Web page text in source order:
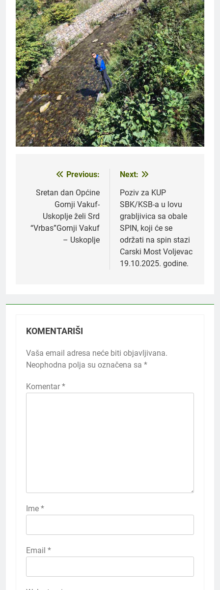
Navigacija
članaka
Previous:
Sretan dan Općine
Gornji Vakuf-
Uskoplje želi Srd
“Vrbas”Gornji Vakuf
– Uskoplje
Next:
Poziv za KUP
SBK/KSB-a u lovu
grabljivica sa obale
SPIN, koji će se
održati na spin stazi
Carski Most Voljevac
19.10.2025. godine.
KOMENTARIŠI
Vaša email adresa neće biti objavljivana.
Neophodna polja su označena sa *
Komentar *
Ime *
Email *